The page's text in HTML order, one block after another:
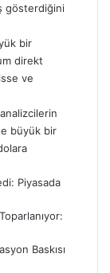
gösterdiğini
bir
direkt
ve
büyük bir
Piyasada
Baskısı